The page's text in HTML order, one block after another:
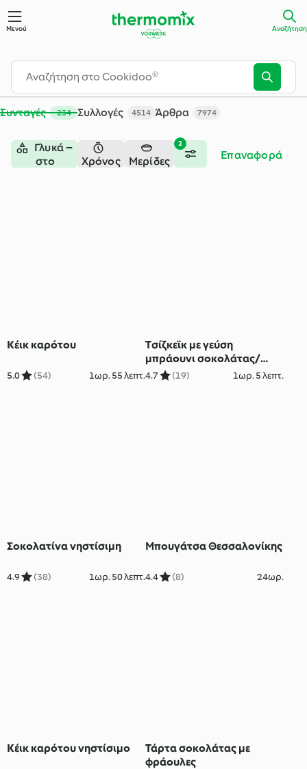
Μενού Αναζήτηση
Συνταγές 234 Συλλογές 4514 Άρθρα 7974
2
Γλυκά –
στο
Χρόνος Μερίδες Επαναφορά
Κέικ καρότου
5.0 (54) 1ωρ. 55 λεπτ.
Tσίζκεϊκ με γεύση
μπράουνι σοκολάτας/
μέντας
4.7 (19) 1ωρ. 5 λεπτ.
Σοκολατίνα νηστίσιμη
4.9 (38) 1ωρ. 50 λεπτ.
Μπουγάτσα Θεσσαλονίκης
4.4 (8) 24ωρ.
Κέικ καρότου νηστίσιμο
Τάρτα σοκολάτας με
φράουλες
Αναζήτηση - Cookidoo® – η επίσημη πλατφόρμα συνταγών